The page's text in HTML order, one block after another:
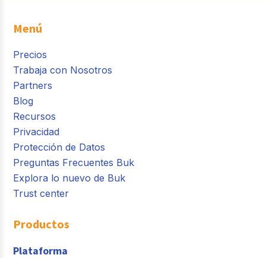
Menú
Precios
Trabaja con Nosotros
Partners
Blog
Recursos
Privacidad
Protección de Datos
Preguntas Frecuentes Buk
Explora lo nuevo de Buk
Trust center
Productos
Plataforma